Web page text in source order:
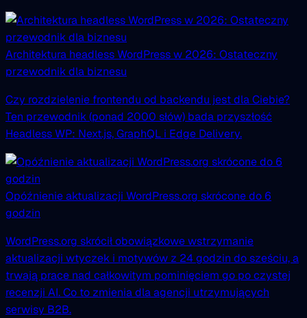
Architektura headless WordPress w 2026: Ostateczny
przewodnik dla biznesu
Czy rozdzielenie frontendu od backendu jest dla Ciebie?
Ten przewodnik (ponad 2000 słów) bada przyszłość
Headless WP: Next.js, GraphQL i Edge Delivery.
Opóźnienie aktualizacji WordPress.org skrócone do 6
godzin
WordPress.org skrócił obowiązkowe wstrzymanie
aktualizacji wtyczek i motywów z 24 godzin do sześciu, a
trwają prace nad całkowitym pominięciem go po czystej
recenzji AI. Co to zmienia dla agencji utrzymujących
serwisy B2B.